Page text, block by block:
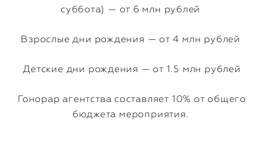
суббота) — от 6 млн рублей
Взрослые дни рождения — от 4 млн рублей
Детские дни рождения — от 1.5 млн рублей
Гонорар агентства составляет 10% от общего
бюджета мероприятия.